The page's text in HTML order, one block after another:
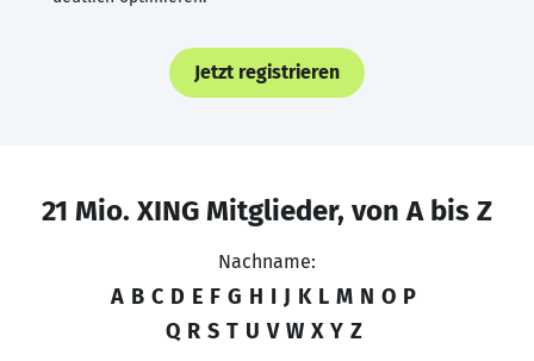
Jetzt registrieren
21 Mio. XING Mitglieder, von A bis Z
Nachname:
A B C D E F G H I J K L M N O P
Q R S T U V W X Y Z